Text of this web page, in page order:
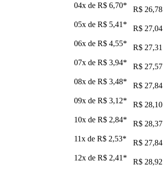
04x de R$ 6,70*
R$ 26,78
05x de R$ 5,41 *
R$ 27,04
06x de R$ 4,55*
R$ 27,31
07x de R$ 3,94*
R$ 27,57
08x de R$ 3,48*
R$ 27,84
09x de R$ 3,12*
R$ 28,10
10x de R$ 2,84*
R$ 28,37
11x de R$ 2,53*
R$ 27,84
12x de R$ 2,41 * R$ 28,92